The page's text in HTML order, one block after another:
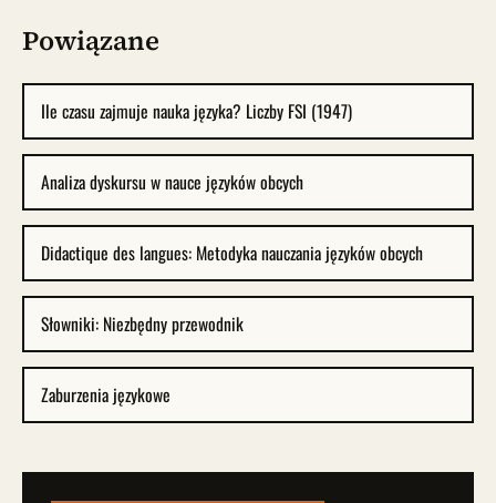
Powiązane
Ile czasu zajmuje nauka języka? Liczby FSI (1947)
Analiza dyskursu w nauce języków obcych
Didactique des langues: Metodyka nauczania języków obcych
Słowniki: Niezbędny przewodnik
Zaburzenia językowe